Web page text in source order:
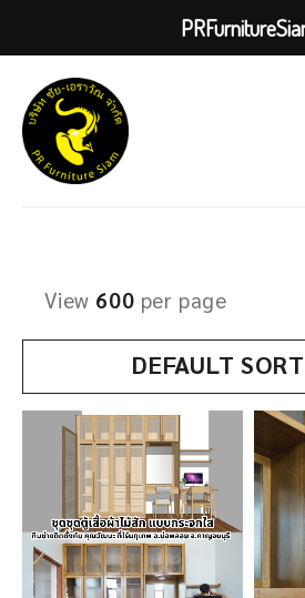
DEFAULT
View 600 per page